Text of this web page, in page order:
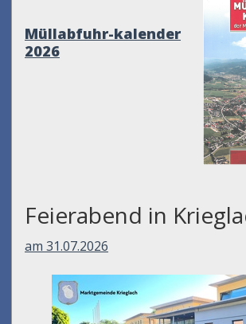
Müllabfuhr-kalender
2026
Feierabend in
am 31.07.2026